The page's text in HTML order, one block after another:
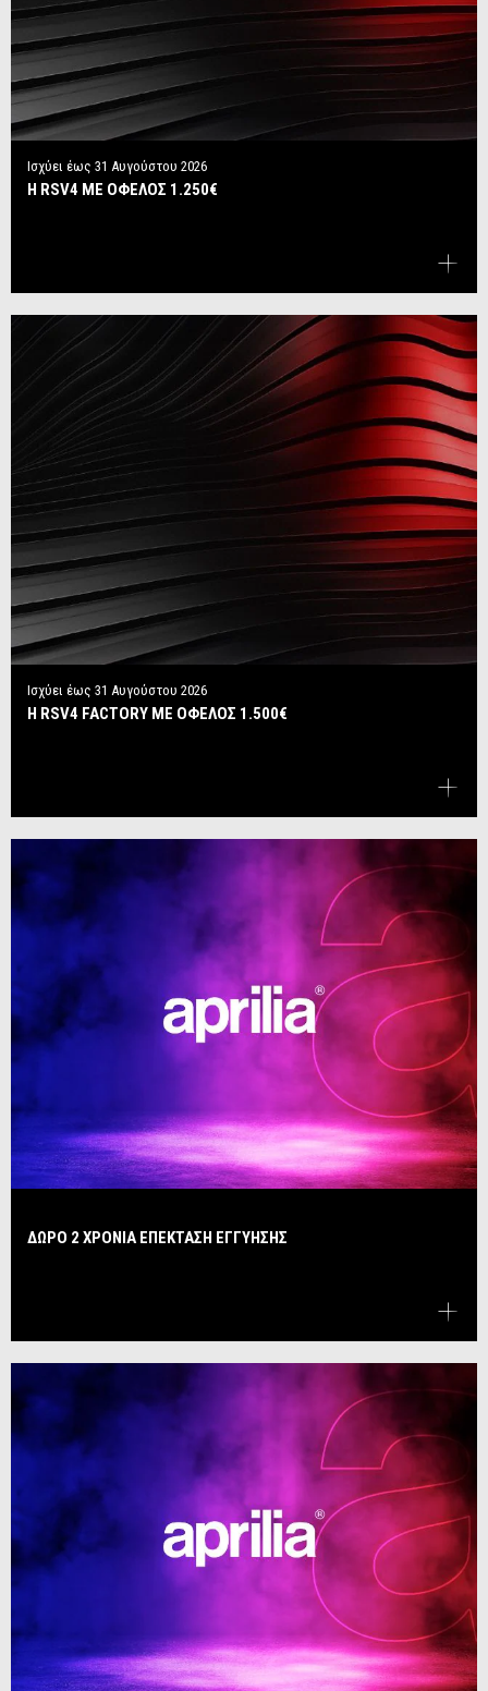
Ισχύει έως 31 Αυγούστου 2026
Η RSV4 ΜΕ ΟΦΕΛΟΣ 1.250€
Ισχύει έως 31 Αυγούστου 2026
Η RSV4 FACTORY ΜΕ ΟΦΕΛΟΣ 1.500€
ΔΩΡΟ 2 ΧΡΟΝΙΑ ΕΠΕΚΤΑΣΗ ΕΓΓΥΗΣΗΣ